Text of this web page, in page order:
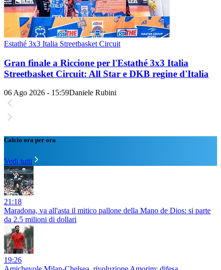
Estathé 3x3 Italia Streetbasket Circuit
Gran finale a Riccione per l'Estathé 3x3 Italia
Streetbasket Circuit: All Star e DKB regine d'Italia
06 Ago 2026 - 15:59Daniele Rubini
Calcio ora per ora
Vedi tutti
21:18
Maradona, va all'asta il mitico pallone della Mano de Dios: si parte
da 2.5 milioni di dollari
19:26